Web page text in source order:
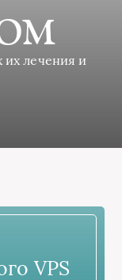
их лечения и
VPS